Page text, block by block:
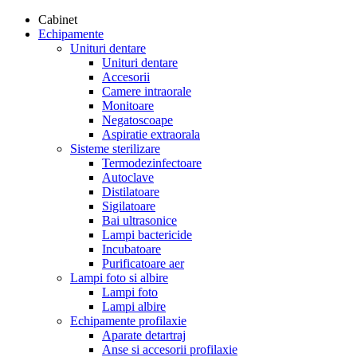
Cabinet
Echipamente
Unituri dentare
Unituri dentare
Accesorii
Camere intraorale
Monitoare
Negatoscoape
Aspiratie extraorala
Sisteme sterilizare
Termodezinfectoare
Autoclave
Distilatoare
Sigilatoare
Bai ultrasonice
Lampi bactericide
Incubatoare
Purificatoare aer
Lampi foto si albire
Lampi foto
Lampi albire
Echipamente profilaxie
Aparate detartraj
Anse si accesorii profilaxie